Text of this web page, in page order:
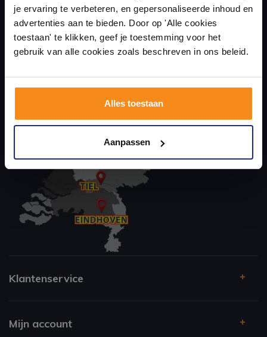
je ervaring te verbeteren, en gepersonaliseerde inhoud en
advertenties aan te bieden. Door op 'Alle cookies
toestaan' te klikken, geef je toestemming voor het
gebruik van alle cookies zoals beschreven in ons beleid.
Alles toestaan
Aanpassen
uw sanitair en tegelwinkel in Eindhoven waar u niet alleen in onze
showroom terecht kunt voor badkamertegels en sanitair, maar ook
via de online winkel kan bestellen!
Klantenservice
Mijn account
Laat je inspireren door 21 volledig ingerichte
badkameropstellingen – van compact tot luxe. Onze
ervaren adviseurs helpen je persoonlijk, en je vindt
tegels & sanitair direct uit voorraad. Gratis parkeren
op eigen terrein.
Kom langs en ervaar zelf het verschil!